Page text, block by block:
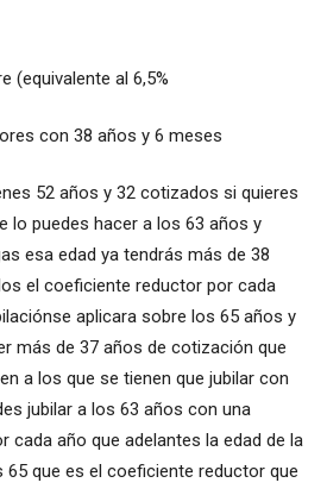
(equivalente al 6,5%
con 38 años y 6 meses
52 años y 32 cotizados si quieres
lo puedes hacer a los 63 años y
esa edad ya tendrás más de 38
el coeficiente reductor por cada
aplicara sobre los 65 años y
más de 37 años de cotización que
a los que se tienen que jubilar con
jubilar a los 63 años con una
cada año que adelantes la edad de la
que es el coeficiente reductor que